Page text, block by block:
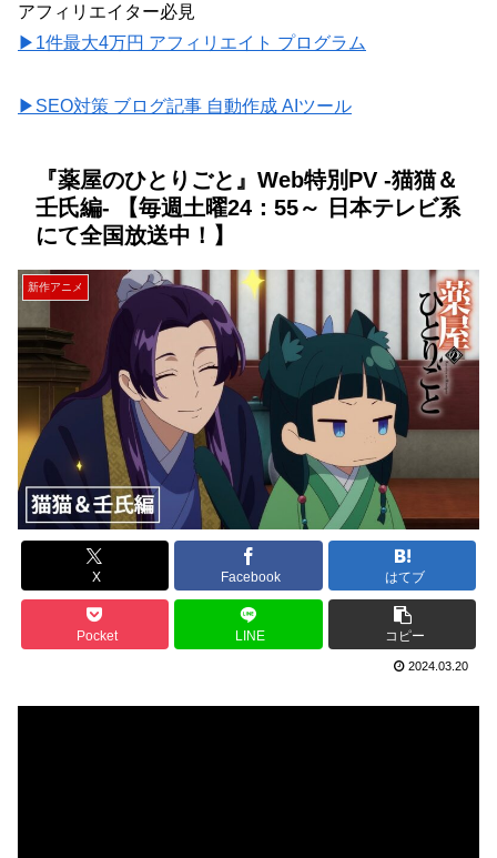
アフィリエイター必見
▶1件最大4万円 アフィリエイト プログラム
▶SEO対策 ブログ記事 自動作成 AIツール
『薬屋のひとりごと』Web特別PV ‐猫猫＆
壬氏編- 【毎週土曜24：55～ 日本テレビ系
にて全国放送中！】
新作アニメ
X Facebook はてブ
Pocket LINE コピー
2024.03.20